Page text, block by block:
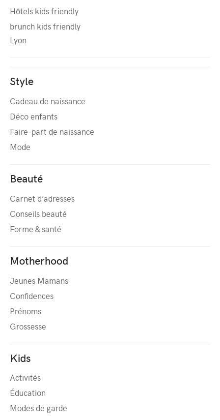
Hôtels kids friendly
brunch kids friendly
Lyon
Style
Cadeau de naissance
Déco enfants
Faire-part de naissance
Mode
Beauté
Carnet d’adresses
Conseils beauté
Forme & santé
Motherhood
Jeunes Mamans
Confidences
Prénoms
Grossesse
Kids
Activités
Éducation
Modes de garde